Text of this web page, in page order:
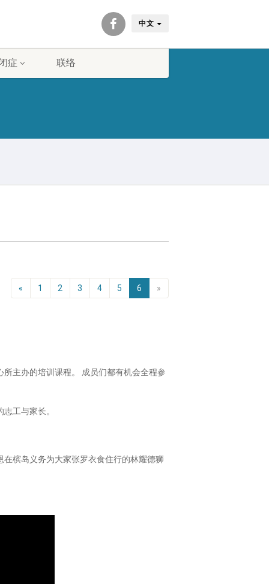
中文
症 联络
« 1 2 3 4 5 6 »
主办的培训课程。 成员们都有机会全程参
工与家长。
槟岛义务为大家张罗衣食住行的林耀德狮